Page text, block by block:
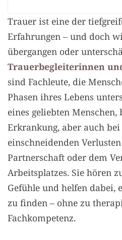
Trauer ist eine der
Erfahrungen – und doch
übergangen oder
Trauerbegleiterinnen
sind Fachleute, die
Phasen ihres Lebens
eines geliebten Menschen,
Erkrankung, aber auch
einschneidenden
Partnerschaft oder dem
Arbeitsplatzes. Sie hören
Gefühle und helfen dabei,
zu finden – ohne zu
Fachkompetenz.